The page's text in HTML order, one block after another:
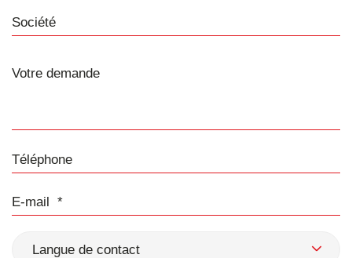
Société
Téléphone
E-mail
Langue de contact